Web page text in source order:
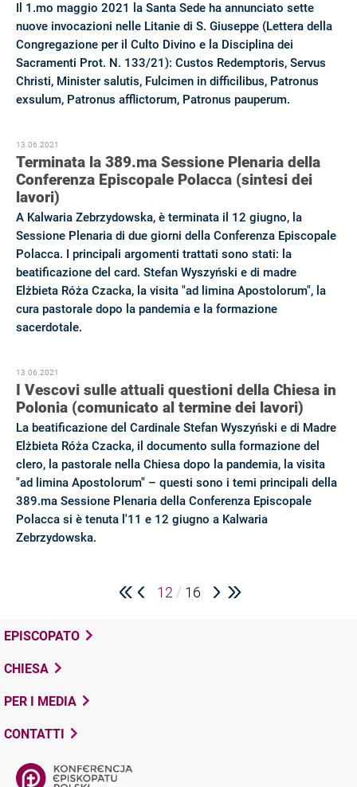
Il 1.mo maggio 2021 la Santa Sede ha annunciato sette
nuove invocazioni nelle Litanie di S. Giuseppe (Lettera della
Congregazione per il Culto Divino e la Disciplina dei
Sacramenti Prot. N. 133/21): Custos Redemptoris, Servus
Christi, Minister salutis, Fulcimen in difficilibus, Patronus
exsulum, Patronus afflictorum, Patronus pauperum.
13.06.2021
Terminata la 389.ma Sessione Plenaria della
Conferenza Episcopale Polacca (sintesi dei
lavori)
A Kalwaria Zebrzydowska, è terminata il 12 giugno, la
Sessione Plenaria di due giorni della Conferenza Episcopale
Polacca. I principali argomenti trattati sono stati: la
beatificazione del card. Stefan Wyszyński e di madre
Elżbieta Róża Czacka, la visita "ad limina Apostolorum", la
cura pastorale dopo la pandemia e la formazione
sacerdotale.
13.06.2021
I Vescovi sulle attuali questioni della Chiesa in
Polonia (comunicato al termine dei lavori)
La beatificazione del Cardinale Stefan Wyszyński e di Madre
Elżbieta Róża Czacka, il documento sulla formazione del
clero, la pastorale nella Chiesa dopo la pandemia, la visita
"ad limina Apostolorum" – questi sono i temi principali della
389.ma Sessione Plenaria della Conferenza Episcopale
Polacca si è tenuta l'11 e 12 giugno a Kalwaria
Zebrzydowska.
12 / 16
EPISCOPATO
CHIESA
PER I MEDIA
CONTATTI